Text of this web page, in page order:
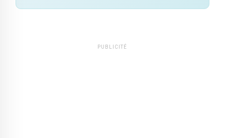
PUBLICITÉ